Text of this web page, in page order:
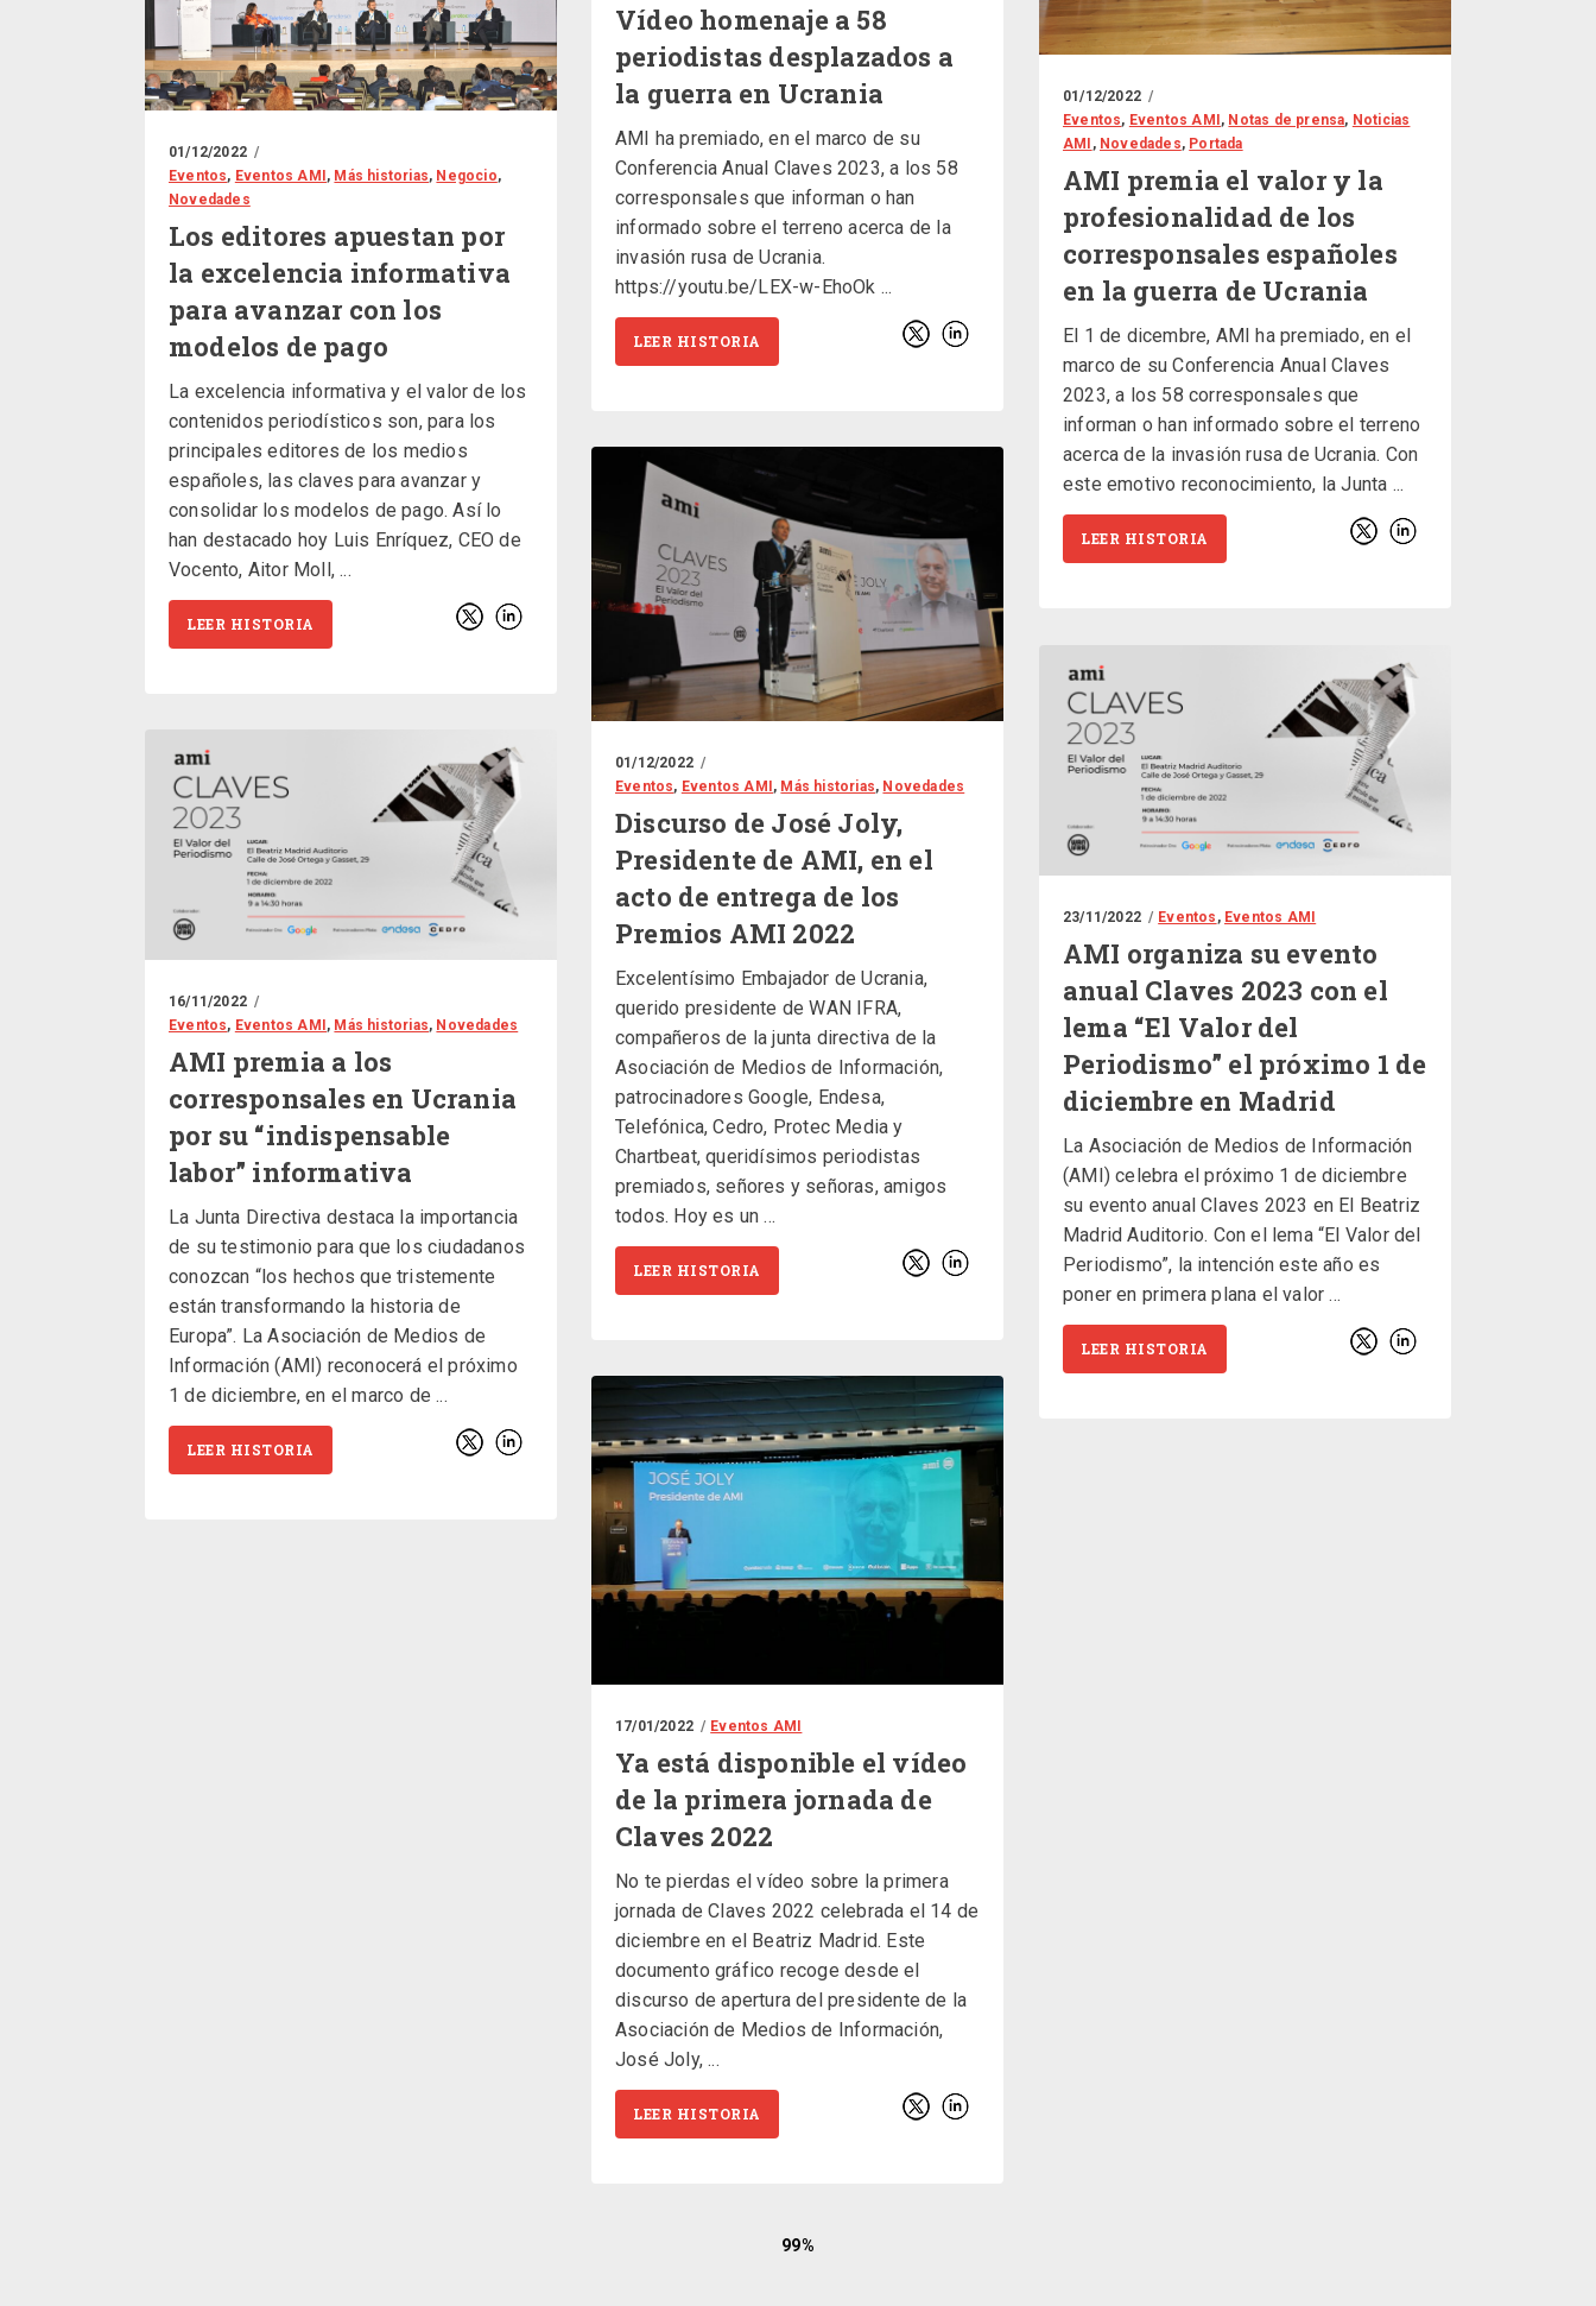
Vídeo homenaje a 58
periodistas desplazados a
la guerra en Ucrania
AMI ha premiado, en el marco de su
Conferencia Anual Claves 2023, a los 58
corresponsales que informan o han
informado sobre el terreno acerca de la
invasión rusa de Ucrania.
https://youtu.be/LEX-w-EhoOk
LEER HISTORIA
01/12/2022
Eventos, Eventos AMI, Más historias, Negocio,
Novedades
Los editores apuestan por
la excelencia informativa
para avanzar con los
modelos de pago
La excelencia informativa y el valor de los
contenidos periodísticos son, para los
principales editores de los medios
españoles, las claves para avanzar y
consolidar los modelos de pago. Así lo
han destacado hoy Luis Enríquez, CEO de
Vocento, Aitor Moll,
LEER HISTORIA
01/12/2022
Eventos, Eventos AMI , Notas de prensa, Noticias
AMI , Novedades, Portada
AMI premia el valor y la
profesionalidad de los
corresponsales españoles
en la guerra de Ucrania
El 1 de dicembre, AMI ha premiado, en el
marco de su Conferencia Anual Claves
2023, a los 58 corresponsales que
informan o han informado sobre el terreno
acerca de la invasión rusa de Ucrania. Con
este emotivo reconocimiento, la Junta
LEER HISTORIA
01/12/2022
Eventos, Eventos AMI, Más historias, Novedades
Discurso de José Joly,
Presidente de AMI, en el
acto de entrega de los
Premios AMI 2022
Excelentísimo Embajador de Ucrania,
querido presidente de WAN IFRA,
compañeros de la junta directiva de la
Asociación de Medios de Información,
patrocinadores Google, Endesa,
Telefónica, Cedro, Protec Media y
Chartbeat, queridísimos periodistas
premiados, señores y señoras, amigos
todos. Hoy es un
LEER HISTORIA
23/11/2022 Eventos , Eventos AMI
AMI organiza su evento
anual Claves 2023 con el
lema “El Valor del
Periodismo” el próximo 1 de
diciembre en Madrid
La Asociación de Medios de Información
(AMI) celebra el próximo 1 de diciembre
su evento anual Claves 2023 en El Beatriz
Madrid Auditorio. Con el lema “El Valor del
Periodismo”, la intención este año es
poner en primera plana el valor
LEER HISTORIA
16/11/2022
Eventos, Eventos AMI , Más historias, Novedades
AMI premia a los
corresponsales en Ucrania
por su “indispensable
labor” informativa
La Junta Directiva destaca la importancia
de su testimonio para que los ciudadanos
conozcan “los hechos que tristemente
están transformando la historia de
Europa”. La Asociación de Medios de
Información (AMI) reconocerá el próximo
1 de diciembre, en el marco de
LEER HISTORIA
17/01/2022 Eventos AMI
Ya está disponible el vídeo
de la primera jornada de
Claves 2022
No te pierdas el vídeo sobre la primera
jornada de Claves 2022 celebrada el 14 de
diciembre en el Beatriz Madrid. Este
documento gráfico recoge desde el
discurso de apertura del presidente de la
Asociación de Medios de Información,
José Joly,
LEER HISTORIA
99